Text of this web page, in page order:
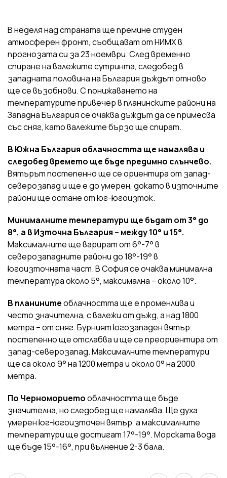
В неделя над страната ще премине студен
атмосферен фронт, съобщават от НИМХ в
прогнозата си за 23 ноември. След временно
спиране на валежите сутринта, следобед в
западната половина на България дъждът отново
ще се възобнови. С понижаването на
температурите привечер в планинските райони на
Западна България се очаква дъждът да се примесва
със сняг, като валежите бързо ще спират.
В Южна България облачността ще намалява и
следобед времето ще бъде предимно слънчево.
Вятърът постепенно ще се ориентира от запад-
северозапад и ще е до умерен, докато в източните
райони ще остане от юг-югоизток.
Минималните температури ще бъдат от 3° до
8°, а в Източна България – между 10° и 15°.
Максималните ще варират от 6°-7° в
северозападните райони до 18°-19° в
югоизточната част. В София се очаква минимална
температура около 5°, максимална – около 10°.
В планинитеоблачността ще е променлива и
често значителна, с валежи от дъжд, а над 1800
метра – от сняг. Бурният югозападен вятър
постепенно ще отслабва и ще се преориентира от
запад-северозапад. Максималните температури
ще са около 9° на 1200 метра и около 0° на 2000
метра.
По Черномориетооблачността ще бъде
значителна, но следобед ще намалява. Ще духа
умерен юг-югоизточен вятър, а максималните
температури ще достигат 17°-19°. Морската вода
ще бъде 15°-16°, при вълнение 2-3 бала.